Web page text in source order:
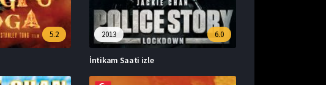
5.2 6.0
2013
İntikam Saati izle